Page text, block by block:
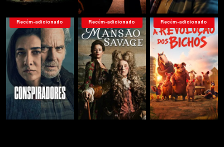
Recém-adicionado Recém-adicionado Recém-adicionado